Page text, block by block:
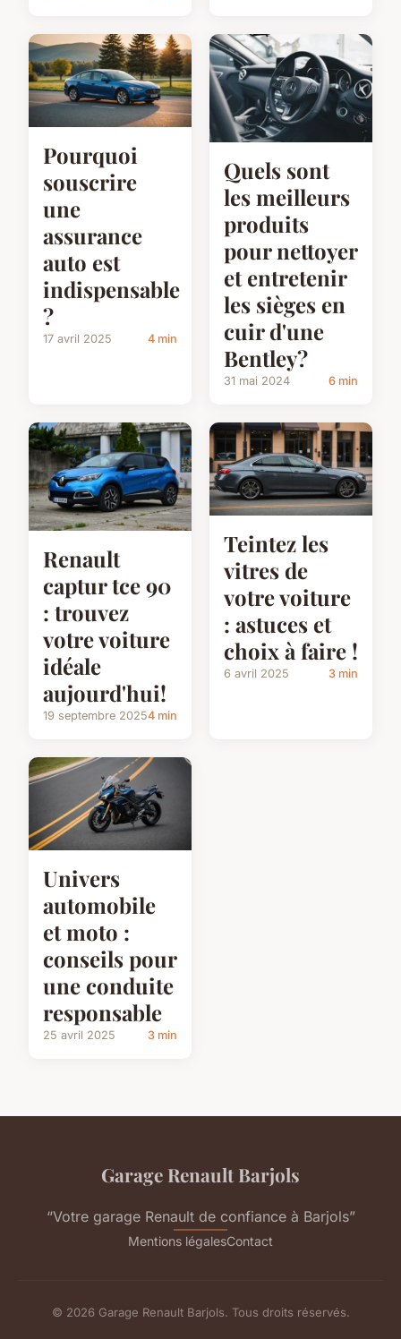
Pourquoi
souscrire
une
assurance
auto est
indispensable
?
17 avril 2025 4 min
Quels sont
les meilleurs
produits
pour nettoyer
et entretenir
les sièges en
cuir d'une
Bentley?
31 mai 2024 6 min
Renault
captur tce 90
: trouvez
votre voiture
idéale
aujourd'hui!
19 septembre 20254 min
Teintez les
vitres de
votre voiture
: astuces et
choix à faire !
6 avril 2025 3 min
Univers
automobile
et moto :
conseils pour
une conduite
responsable
25 avril 2025 3 min
Garage Renault Barjols
“Votre garage Renault de confiance à Barjols”
Mentions légalesContact
© 2026 Garage Renault Barjols. Tous droits réservés.